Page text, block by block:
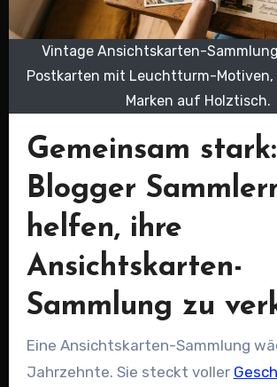
Vintage Ansichtskarten-
Postkarten mit Leuchtturm-Motiven,
Marken auf Holztisch.
Gemeinsam
Blogger
helfen, ihre
Ansichtskarten-
Sammlung zu
Eine Ansichtskarten-Sammlung wächst oft über
Jahrzehnte. Sie steckt voller